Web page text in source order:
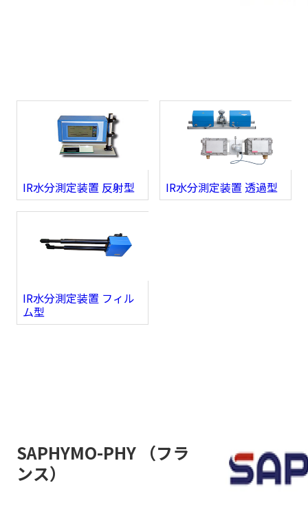
IR水分測定装置 反射型 IR水分測定装置 透過型
IR水分測定装置 フィル
ム型
SAPHYMO-PHY （フラ
ンス）